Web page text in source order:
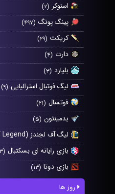
اسنوکر (۲)
پینگ پونگ (۴۹۷)
کریکت (۲۹)
دارت (۴)
بلیارد (۳)
لیگ فوتبال استرالیایی (۹)
فوتسال (۲۱)
بدمینتون (۵)
لیگ آف لجندز (League of Legend)
بازی رایانه ای بسکتبال (۱۰۳)
بازی دوتا (۱۳)
روز ها